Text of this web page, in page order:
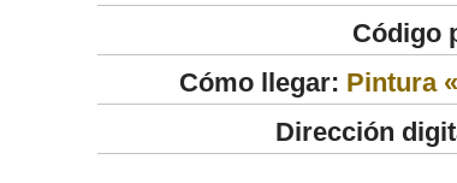
Código
Cómo llegar: Pintura
Dirección